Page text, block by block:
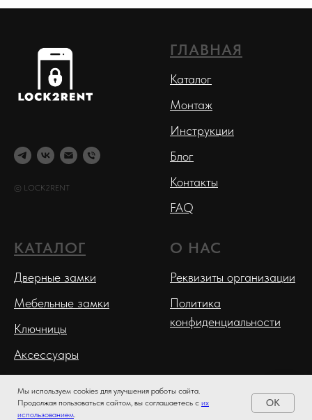
Мы используем cookies для улучшения работы сайта.
Продолжая пользоваться сайтом, вы соглашаетесь с их
использованием.
OK
© LOCK2RENT
ГЛАВНАЯ
Каталог
Монтаж
Инструкции
Блог
Контакты
FAQ
КАТАЛОГ
Дверные замки
Мебельные замки
Ключницы
Аксессуары
О НАС
Реквизиты организации
Политика
конфиденциальности